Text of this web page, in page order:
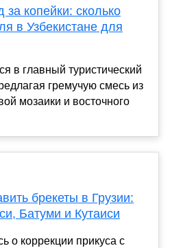
копейки: сколько
в Узбекистане для
в главный туристический
гремучую смесь из
мозаики и восточного
брекеты в Грузии:
Батуми и Кутаиси
о коррекции прикуса с